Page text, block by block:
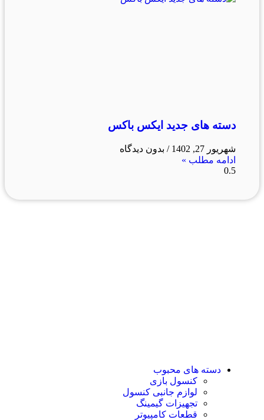
دسته های جدید ایکس باکس
شهریور 27, 1402
بدون دیدگاه
ادامه مطلب »
دسته های محبوب
کنسول بازی
لوازم جانبی کنسول
تجهیزات گیمینگ
قطعات کامپیوتر